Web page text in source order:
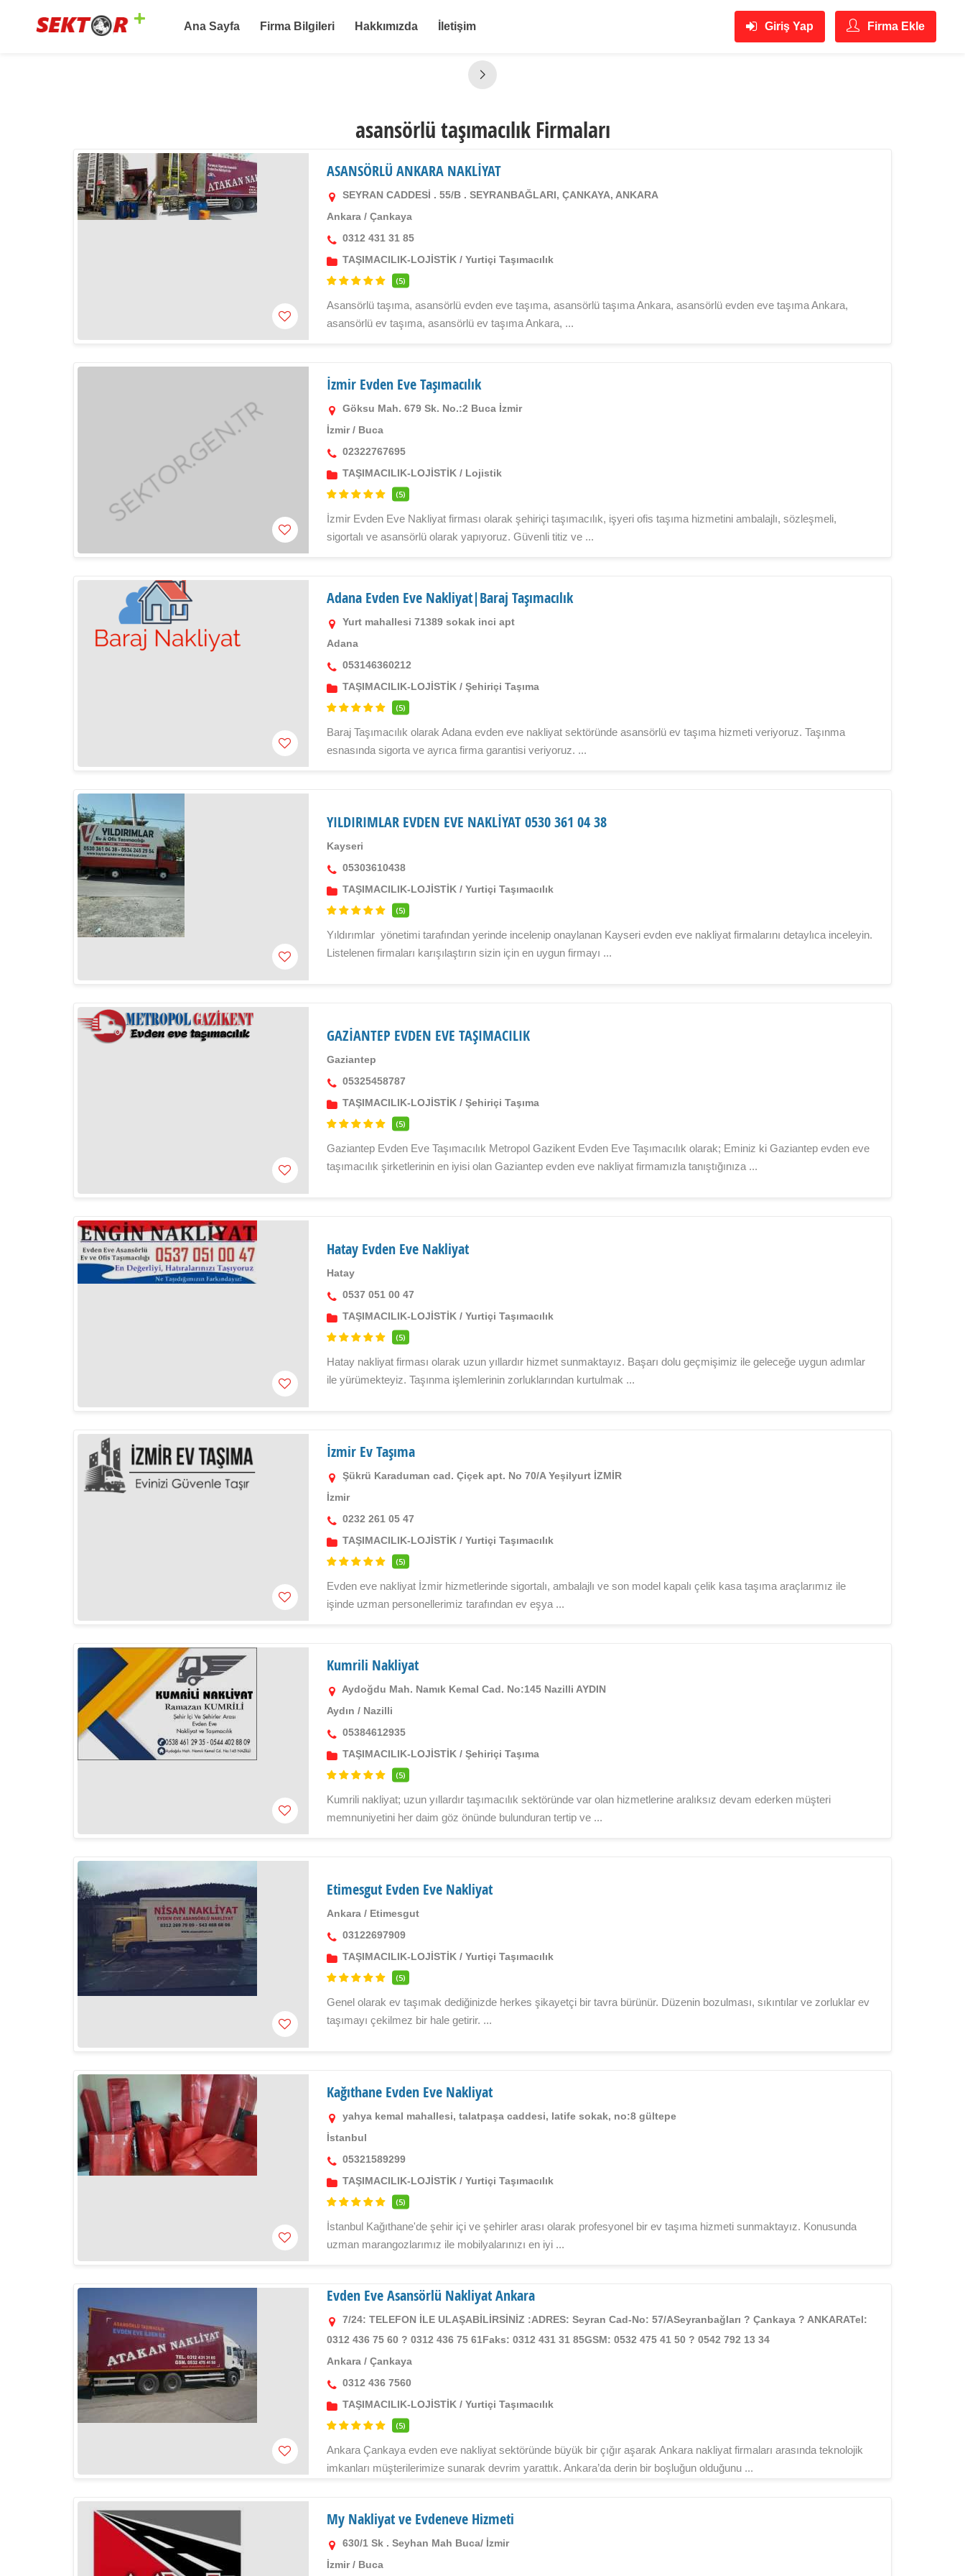
Ana Sayfa Firma Bilgileri Hakkımızda İletişim Giriş Yap Firma Ekle
asansörlü taşımacılık Firmaları
ASANSÖRLÜ ANKARA NAKLİYAT
SEYRAN CADDESİ . 55/B . SEYRANBAĞLARI, ÇANKAYA, ANKARA
Ankara /Çankaya
0312 431 31 85
TAŞIMACILIK-LOJİSTİK /Yurtiçi Taşımacılık
(5)
Asansörlü taşıma, asansörlü evden eve taşıma, asansörlü taşıma Ankara, asansörlü evden eve taşıma Ankara,
asansörlü ev taşıma, asansörlü ev taşıma Ankara, ...
İzmir Evden Eve Taşımacılık
Göksu Mah. 679 Sk. No.:2 Buca İzmir
İzmir/ Buca
02322767695
TAŞIMACILIK-LOJİSTİK / Lojistik
(5)
İzmir Evden Eve Nakliyat firması olarak şehiriçi taşımacılık, işyeri ofis taşıma hizmetini ambalajlı, sözleşmeli,
sigortalı ve asansörlü olarak yapıyoruz. Güvenli titiz ve ...
Adana Evden Eve Nakliyat|Baraj Taşımacılık
Yurt mahallesi 71389 sokak inci apt
Adana
053146360212
TAŞIMACILIK-LOJİSTİK /Şehiriçi Taşıma
(5)
Baraj Taşımacılık olarak Adana evden eve nakliyat sektöründe asansörlü ev taşıma hizmeti veriyoruz. Taşınma
esnasında sigorta ve ayrıca firma garantisi veriyoruz. ...
YILDIRIMLAR EVDEN EVE NAKLİYAT 0530 361 04 38
Kayseri
05303610438
TAŞIMACILIK-LOJİSTİK /Yurtiçi Taşımacılık
(5)
Yıldırımlar yönetimi tarafından yerinde incelenip onaylanan Kayseri evden eve nakliyat firmalarını detaylıca inceleyin.
Listelenen firmaları karışılaştırın sizin için en uygun firmayı ...
GAZİANTEP EVDEN EVE TAŞIMACILIK
Gaziantep
05325458787
TAŞIMACILIK-LOJİSTİK /Şehiriçi Taşıma
(5)
Gaziantep Evden Eve Taşımacılık Metropol Gazikent Evden Eve Taşımacılık olarak; Eminiz ki Gaziantep evden eve
taşımacılık şirketlerinin en iyisi olan Gaziantep evden eve nakliyat firmamızla tanıştığınıza ...
Hatay Evden Eve Nakliyat
Hatay
0537 051 00 47
TAŞIMACILIK-LOJİSTİK /Yurtiçi Taşımacılık
(5)
Hatay nakliyat firması olarak uzun yıllardır hizmet sunmaktayız. Başarı dolu geçmişimiz ile geleceğe uygun adımlar
ile yürümekteyiz. Taşınma işlemlerinin zorluklarından kurtulmak ...
İzmir Ev Taşıma
Şükrü Karaduman cad. Çiçek apt. No 70/A Yeşilyurt İZMİR
İzmir
0232 261 05 47
TAŞIMACILIK-LOJİSTİK /Yurtiçi Taşımacılık
(5)
Evden eve nakliyat İzmir hizmetlerinde sigortalı, ambalajlı ve son model kapalı çelik kasa taşıma araçlarımız ile
işinde uzman personellerimiz tarafından ev eşya ...
Kumrili Nakliyat
Aydoğdu Mah. Namık Kemal Cad. No:145 Nazilli AYDIN
Aydın / Nazilli
05384612935
TAŞIMACILIK-LOJİSTİK /Şehiriçi Taşıma
(5)
Kumrili nakliyat; uzun yıllardır taşımacılık sektöründe var olan hizmetlerine aralıksız devam ederken müşteri
memnuniyetini her daim göz önünde bulunduran tertip ve ...
Etimesgut Evden Eve Nakliyat
Ankara / Etimesgut
03122697909
TAŞIMACILIK-LOJİSTİK /Yurtiçi Taşımacılık
(5)
Genel olarak ev taşımak dediğinizde herkes şikayetçi bir tavra bürünür. Düzenin bozulması, sıkıntılar ve zorluklar ev
taşımayı çekilmez bir hale getirir. ...
Kağıthane Evden Eve Nakliyat
yahya kemal mahallesi, talatpaşa caddesi, latife sokak, no:8 gültepe
İstanbul
05321589299
TAŞIMACILIK-LOJİSTİK /Yurtiçi Taşımacılık
(5)
İstanbul Kağıthane'de şehir içi ve şehirler arası olarak profesyonel bir ev taşıma hizmeti sunmaktayız. Konusunda
uzman marangozlarımız ile mobilyalarınızı en iyi ...
Evden Eve Asansörlü Nakliyat Ankara
7/24: TELEFON İLE ULAŞABİLİRSİNİZ :ADRES: Seyran Cad-No: 57/ASeyranbağları ? Çankaya ? ANKARATel:
0312 436 75 60 ? 0312 436 75 61Faks: 0312 431 31 85GSM: 0532 475 41 50 ? 0542 792 13 34
Ankara /Çankaya
0312 436 7560
TAŞIMACILIK-LOJİSTİK /Yurtiçi Taşımacılık
(5)
Ankara Çankaya evden eve nakliyat sektöründe büyük bir çığır aşarak Ankara nakliyat firmaları arasında teknolojik
imkanları müşterilerimize sunarak devrim yarattık. Ankara’da derin bir boşluğun olduğunu ...
My Nakliyat ve Evdeneve Hizmeti
630/1 Sk . Seyhan Mah Buca/ İzmir
İzmir/ Buca